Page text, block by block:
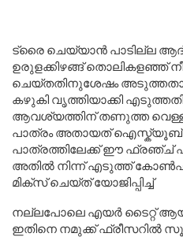
ട്രൈ ചെയ്യാൻ പാടില്ല
ഉരുളക്കിഴങ്ങ് തൊലികളഞ്ഞ്
ചെയ്തതിനുശേഷം
കഴുകി വൃത്തിയാക്കി
ആവശ്യത്തിന് തണുത്ത
പാത്രം അതായത് ഐസ്ക്യൂബ്
പാത്രത്തിലേക്ക് ഈ ഫ്രഞ്ച്
അതിൽ നിന്ന് എടുത്ത്
മിക്സ് ചെയ്ത് യോജിപ്പിച്ച്
നല്ലപോലെ എയർ ടൈറ്റ്
ഇതിനെ നമുക്ക് ഫ്രീസറിൽ